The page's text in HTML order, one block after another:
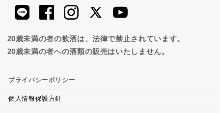
20歳未満の者の飲酒は、法律で禁止されています。
20歳未満の者への酒類の販売はいたしません。
プライバシーポリシー
個人情報保護方針